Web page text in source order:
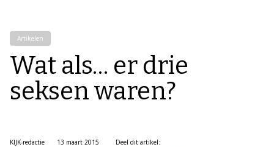
Artikelen
Wat als… er drie
seksen waren?
KIJK-redactie
13 maart 2015
Deel dit artikel: